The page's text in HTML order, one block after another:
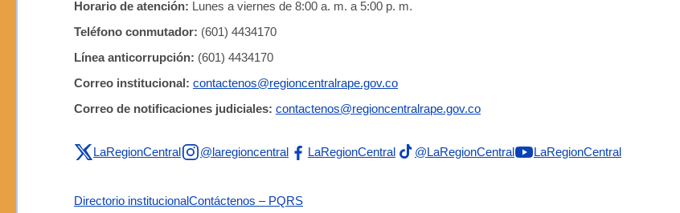
Horario de atención: Lunes a viernes de 8:00 a. m. a 5:00 p. m.
Teléfono conmutador: (601) 4434170
Línea anticorrupción: (601) 4434170
Correo institucional: contactenos@regioncentralrape.gov.co
Correo de notificaciones judiciales: contactenos@regioncentralrape.gov.co
LaRegionCentral @laregioncentral LaRegionCentral @LaRegionCentral LaRegionCentral
Directorio institucionalContáctenos – PQRS